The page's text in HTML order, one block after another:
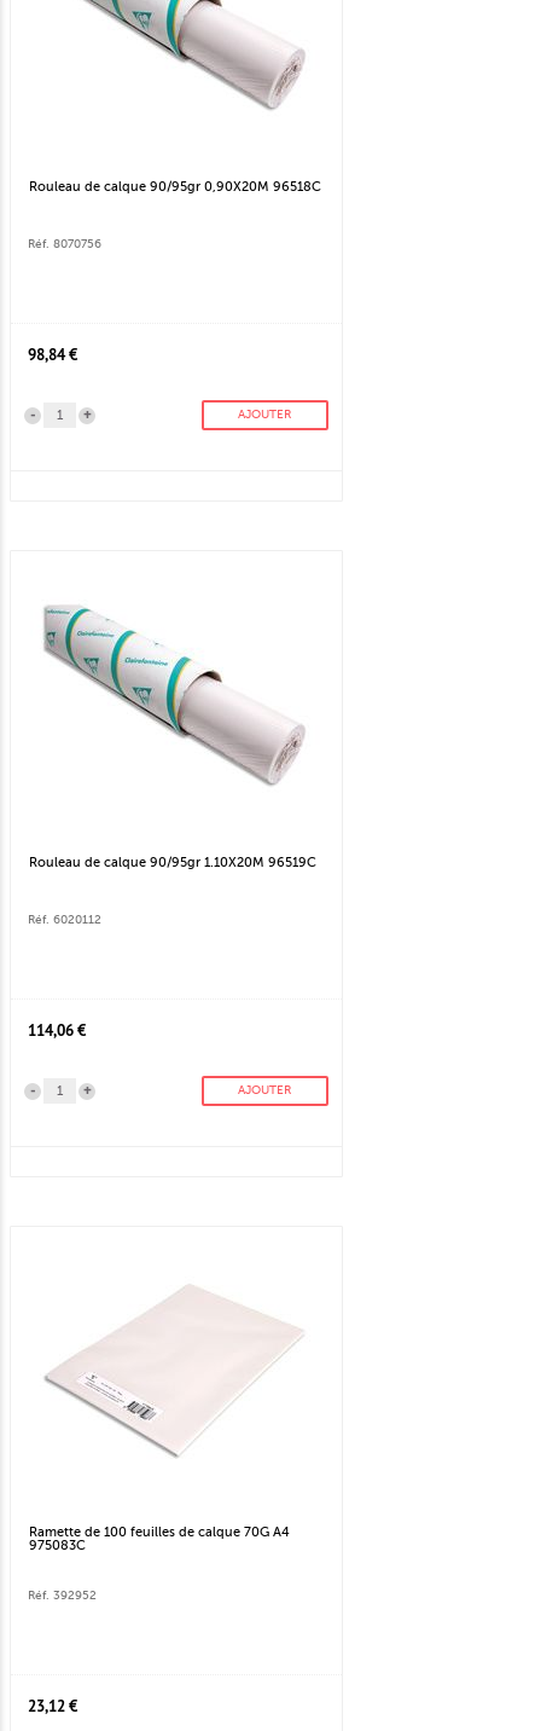
Rouleau de calque 90/95gr 0,90X20M 96518C
Réf. 8070756
98,84 €
+
- AJOUTER
Rouleau de calque 90/95gr 1.10X20M 96519C
Réf. 6020112
114,06 €
+
- AJOUTER
Ramette de 100 feuilles de calque 70G A4
975083C
Réf. 392952
23,12 €